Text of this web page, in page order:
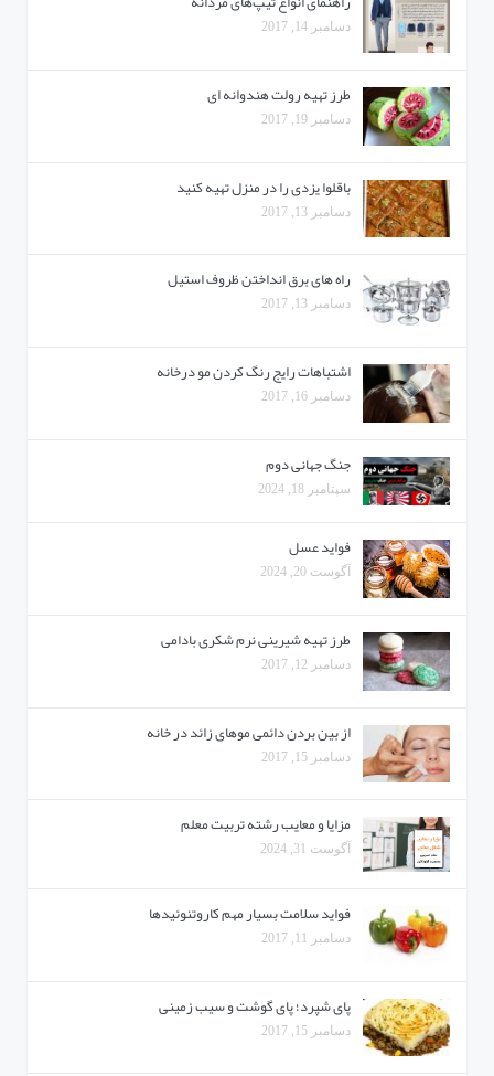
دسامبر 14, 2017
طرز تهیه رولت هندوانه ای
دسامبر 19, 2017
باقلوا یزدی را در منزل تهیه کنید
دسامبر 13, 2017
راه های برق انداختن ظروف استیل
دسامبر 13, 2017
اشتباهات رایج رنگ کردن مو درخانه
دسامبر 16, 2017
جنگ جهانی دوم
سپتامبر 18, 2024
فواید عسل
آگوست 20, 2024
طرز تهیه شیرینی نرم شکری بادامی
دسامبر 12, 2017
از بین بردن دائمی موهای زائد در خانه
دسامبر 15, 2017
مزایا و معایب رشته تربیت معلم
آگوست 31, 2024
فواید سلامت بسیار مهم کاروتنوئیدها
دسامبر 11, 2017
پای شپرد؛ پای گوشت و سیب زمینی
دسامبر 15, 2017